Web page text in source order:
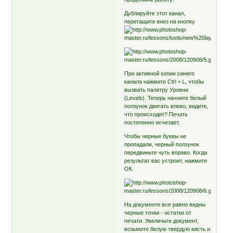
Дублируйте этот канал,
перетащите вниз на кнопку
При активной копии синего
канала нажмите Ctrl + L, чтобы
вызвать палитру Уровни
(Levels). Теперь начните белый
ползунок двигать влево, видите,
что происходит? Печать
постепенно исчезает.
Чтобы черные буквы не
пропадали, черный ползунок
передвиньте чуть вправо. Когда
результат вас устроит, нажмите
ОК.
На документе все равно видны
черные точки - остатки от
печати. Увеличьте документ,
возьмите белую твердую кисть и